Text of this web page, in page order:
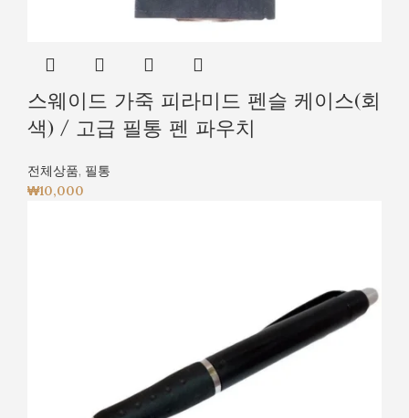
스웨이드 가죽 피라미드 펜슬 케이스(회
색) / 고급 필통 펜 파우치
전체상품, 필통
₩10,000